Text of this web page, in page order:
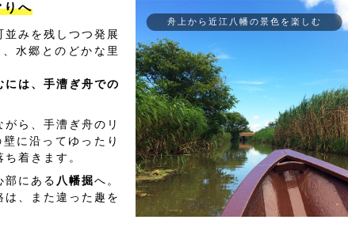
りへ
みを残しつつ発展
、水郷とのどかな里
は、手漕ぎ舟での
ら、手漕ぎ舟のリ
壁に沿ってゆったり
着きます。
部にある 八幡掘へ。
、また違った趣を
舟上から近江八幡の景色を楽しむ